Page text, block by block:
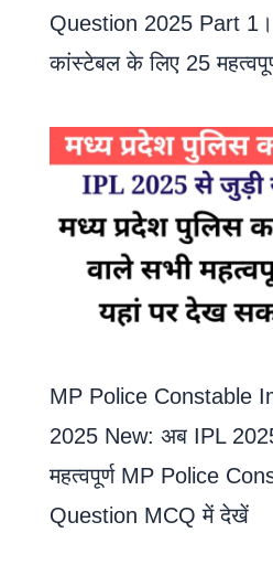
Question 2025 Part
कांस्टेबल के लिए 25
MP Police Constable
2025 New: अब IPL
महत्वपूर्ण MP Police
Question MCQ में देखें